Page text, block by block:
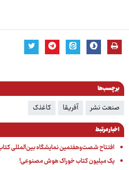
برچسب‌ها
صنعت نشر آفریقا کاغذک
اخبار مرتبط
افتتاح شصت‌وهفتمین نمایشگاه بین‌المللی
یک میلیون کتاب خوراک هوش مصنوعی!